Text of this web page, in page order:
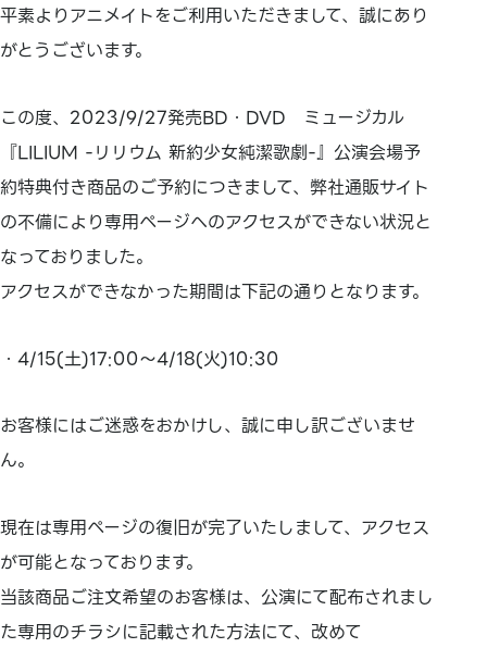
平素よりアニメイトをご利用いただきまして、誠にあり
がとうございます。
この度、2023/9/27発売BD・DVD ミュージカル
『LILIUM -リリウム 新約少女純潔歌劇-』公演会場予
約特典付き商品のご予約につきまして、弊社通販サイト
の不備により専用ページへのアクセスができない状況と
なっておりました。
アクセスができなかった期間は下記の通りとなります。
・4/15(土)17:00～4/18(火)10:30
お客様にはご迷惑をおかけし、誠に申し訳ございませ
ん。
現在は専用ページの復旧が完了いたしまして、アクセス
が可能となっております。
当該商品ご注文希望のお客様は、公演にて配布されまし
た専用のチラシに記載された方法にて、改めて